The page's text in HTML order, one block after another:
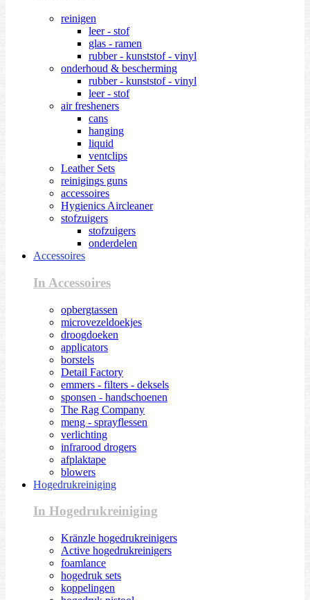
reinigen
leer - stof
glas - ramen
rubber - kunststof - vinyl
onderhoud & bescherming
rubber - kunststof - vinyl
leer - stof
air fresheners
cans
hanging
liquid
ventclips
Leather Sets
reinigings guns
accessoires
Hygienics Aircleaner
stofzuigers
stofzuigers
onderdelen
Accessoires
In Accessoires
opbergtassen
microvezeldoekjes
droogdoeken
applicators
borstels
Detail Factory
emmers - filters - deksels
sponsen - handschoenen
The Rag Company
meng - sprayflessen
verlichting
infrarood drogers
afplaktape
blowers
Hogedrukreiniging
In Hogedrukreiniging
Kränzle hogedrukreinigers
Active hogedrukreinigers
foamlance
hogedruk sets
koppelingen